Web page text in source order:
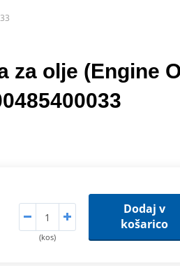
za olje (Engine
(kos)
Dodaj v
košarico